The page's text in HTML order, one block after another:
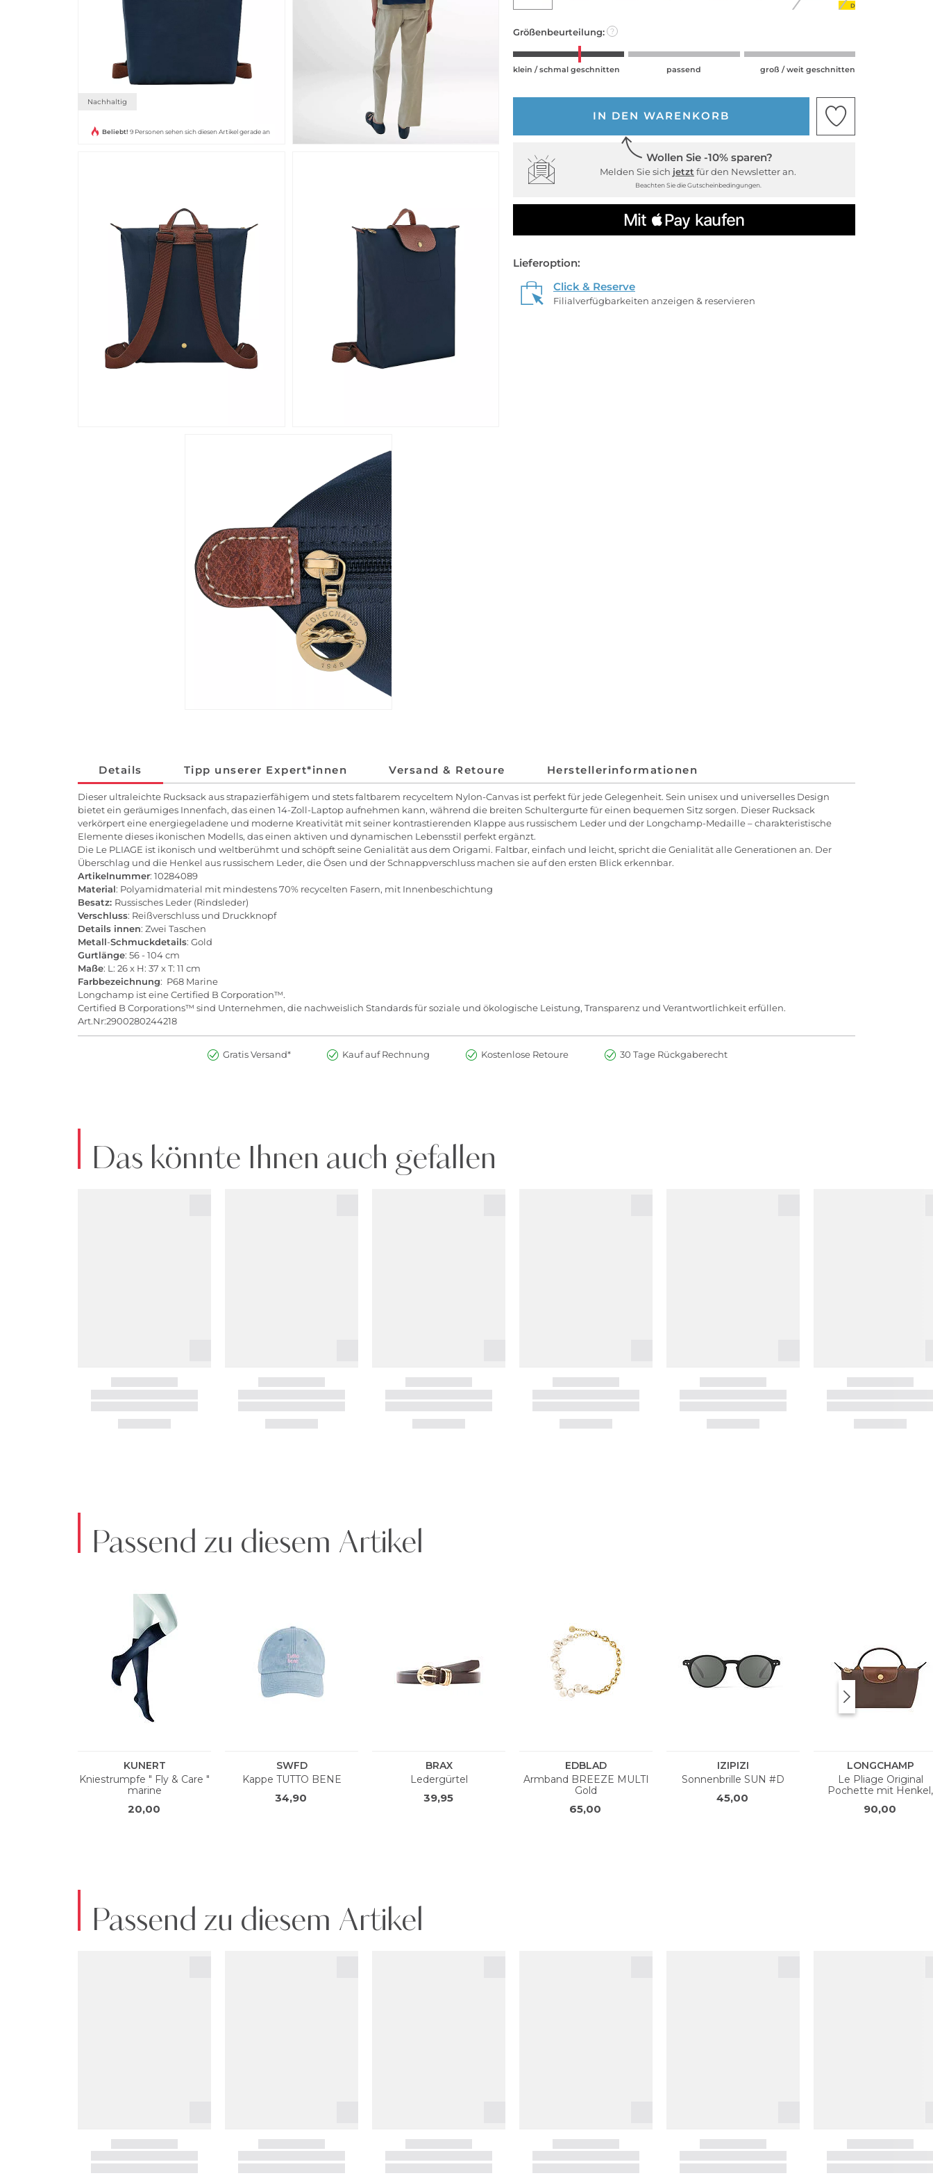
Nachhaltig
Beliebt! 9 Personen sehen sich diesen Artikel gerade an
DEAL
Größenbeurteilung: ?
klein / schmal geschnitten passend groß / weit geschnitten
IN DEN WARENKORB
Wollen Sie -10% sparen?
Melden Sie sich jetzt für den Newsletter an.
Beachten Sie die Gutscheinbedingungen.
Lieferoption:
Click & Reserve
Filialverfügbarkeiten anzeigen & reservieren
Details Tipp unserer Expert*innen Versand & Retoure Herstellerinformationen
Dieser ultraleichte Rucksack aus strapazierfähigem und stets faltbarem recyceltem Nylon-Canvas ist perfekt für jede Gelegenheit. Sein unisex und universelles Design
bietet ein geräumiges Innenfach, das einen 14-Zoll-Laptop aufnehmen kann, während die breiten Schultergurte für einen bequemen Sitz sorgen. Dieser Rucksack
verkörpert eine energiegeladene und moderne Kreativität mit seiner kontrastierenden Klappe aus russischem Leder und der Longchamp-Medaille – charakteristische
Elemente dieses ikonischen Modells, das einen aktiven und dynamischen Lebensstil perfekt ergänzt.
Die Le PLIAGE ist ikonisch und weltberühmt und schöpft seine Genialität aus dem Origami. Faltbar, einfach und leicht, spricht die Genialität alle Generationen an. Der
Überschlag und die Henkel aus russischem Leder, die Ösen und der Schnappverschluss machen sie auf den ersten Blick erkennbar.
Artikelnummer: 10284089
Material: Polyamidmaterial mit mindestens 70% recycelten Fasern, mit Innenbeschichtung
Besatz: Russisches Leder (Rindsleder)
Verschluss: Reißverschluss und Druckknopf
Details innen: Zwei Taschen
Metall-Schmuckdetails: Gold
Gurtlänge: 56 - 104 cm
Maße: L: 26 x H: 37 x T: 11 cm
Farbbezeichnung: P68 Marine
Longchamp ist eine Certified B Corporation™.
Certified B Corporations™ sind Unternehmen, die nachweislich Standards für soziale und ökologische Leistung, Transparenz und Verantwortlichkeit erfüllen.
Art.Nr:2900280244218
Gratis Versand* Kauf auf Rechnung Kostenlose Retoure 30 Tage Rückgaberecht
Das könnte Ihnen auch gefallen
Passend zu diesem Artikel
Passend zu diesem Artikel